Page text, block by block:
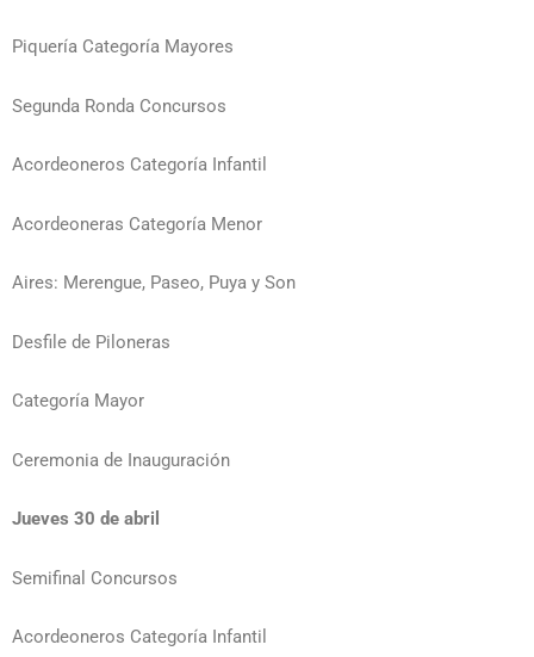
Piquería Categoría Mayores
Segunda Ronda Concursos
Acordeoneros Categoría Infantil
Acordeoneras Categoría Menor
Aires: Merengue, Paseo, Puya y Son
Desfile de Piloneras
Categoría Mayor
Ceremonia de Inauguración
Jueves 30 de abril
Semifinal Concursos
Acordeoneros Categoría Infantil